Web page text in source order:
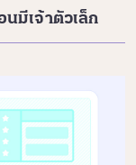
มีเจ้าตัวเล็ก